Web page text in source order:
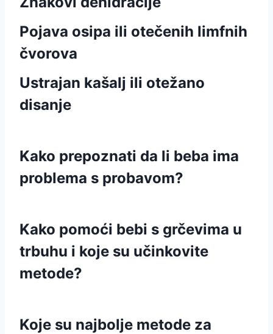
Pojava osipa ili otečenih limfnih
čvorova
Ustrajan kašalj ili otežano
disanje
Kako prepoznati da li beba ima
problema s probavom?
Kako pomoći bebi s grčevima u
trbuhu i koje su učinkovite
metode?
Koje su najbolje metode za